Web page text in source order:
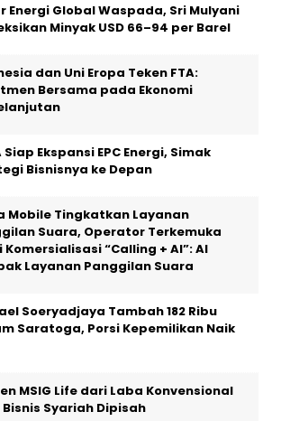
Energi Global Waspada, Sri Mulyani
Minyak USD 66–94 per Barel
dan Uni Eropa Teken FTA:
Bersama pada Ekonomi
Siap Ekspansi EPC Energi, Simak
Bisnisnya ke Depan
Mobile Tingkatkan Layanan
Suara, Operator Terkemuka
Komersialisasi “Calling + AI”: AI
Layanan Panggilan Suara
Soeryadjaya Tambah 182 Ribu
Saratoga, Porsi Kepemilikan Naik
MSIG Life dari Laba Konvensional
Bisnis Syariah Dipisah